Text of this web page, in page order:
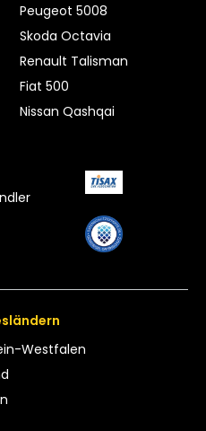
Peugeot 5008
Skoda Octavia
Renault Talisman
Fiat 500
Nissan Qashqai
Westfalen